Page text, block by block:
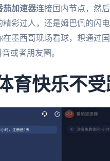
茄加速器连接国内节点，然
彩过人，还是姆巴佩的闪
墨西哥现场看球，想通过
或者朋友圈。
育快乐不受